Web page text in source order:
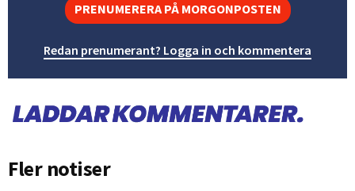
PRENUMERERA PÅ MORGONPOSTEN
Redan prenumerant? Logga in och kommentera
Fler notiser